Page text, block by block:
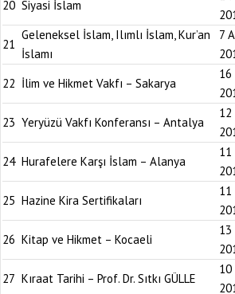
20 Siyasi İslam
21
Geleneksel İslam, Ilımlı İslam, Kur’an
İslamı
7
22 İlim ve Hikmet Vakfı – Sakarya
16
23 Yeryüzü Vakfı Konferansı – Antalya
12
24 Hurafelere Karşı İslam – Alanya
11
25 Hazine Kira Sertifikaları
26 Kitap ve Hikmet – Kocaeli
13
27 Kıraat Tarihi – Prof. Dr. Sıtkı GÜLLE
10